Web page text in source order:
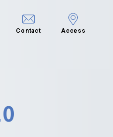
Contact Access